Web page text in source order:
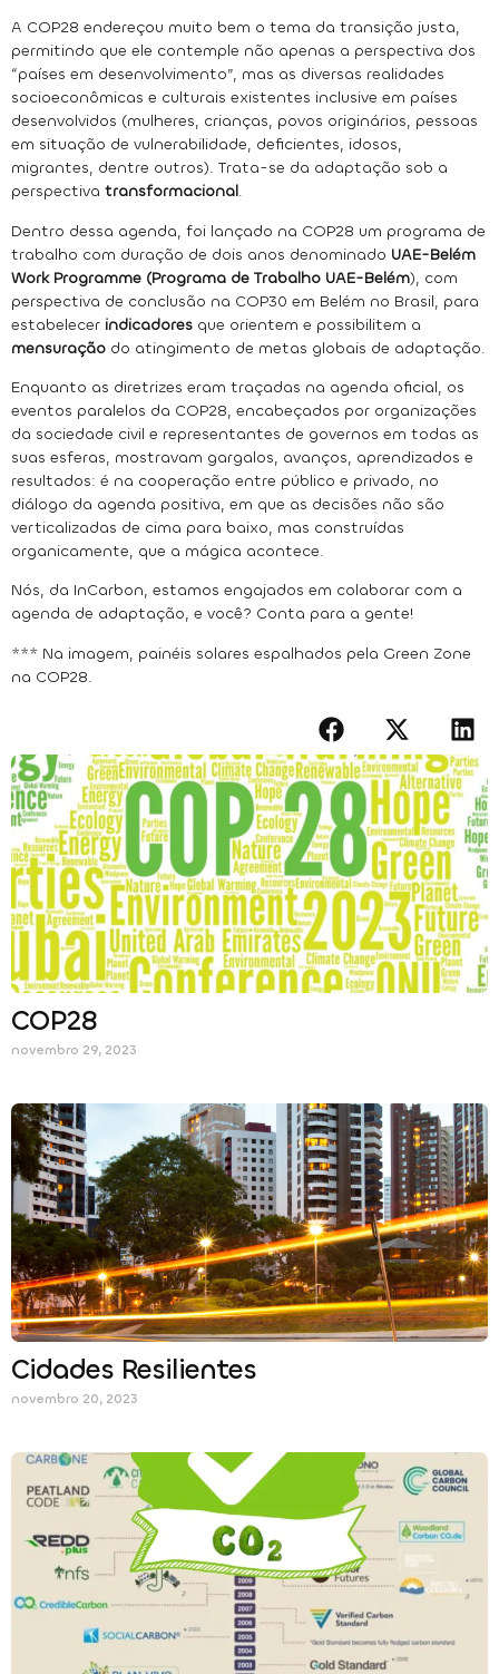
A COP28 endereçou muito bem o tema da transição justa,
permitindo que ele contemple não apenas a perspectiva dos
“países em desenvolvimento”, mas as diversas realidades
socioeconômicas e culturais existentes inclusive em países
desenvolvidos (mulheres, crianças, povos originários, pessoas
em situação de vulnerabilidade, deficientes, idosos,
migrantes, dentre outros). Trata-se da adaptação sob a
perspectiva transformacional.
Dentro dessa agenda, foi lançado na COP28 um programa de
trabalho com duração de dois anos denominado UAE-Belém
Work Programme (Programa de Trabalho UAE-Belém), com
perspectiva de conclusão na COP30 em Belém no Brasil, para
estabelecer indicadores que orientem e possibilitem a
mensuração do atingimento de metas globais de adaptação.
Enquanto as diretrizes eram traçadas na agenda oficial, os
eventos paralelos da COP28, encabeçados por organizações
da sociedade civil e representantes de governos em todas as
suas esferas, mostravam gargalos, avanços, aprendizados e
resultados: é na cooperação entre público e privado, no
diálogo da agenda positiva, em que as decisões não são
verticalizadas de cima para baixo, mas construídas
organicamente, que a mágica acontece.
Nós, da InCarbon, estamos engajados em colaborar com a
agenda de adaptação, e você? Conta para a gente!
*** Na imagem, painéis solares espalhados pela Green Zone
na COP28.
COP28
novembro 29, 2023
Cidades Resilientes
novembro 20, 2023